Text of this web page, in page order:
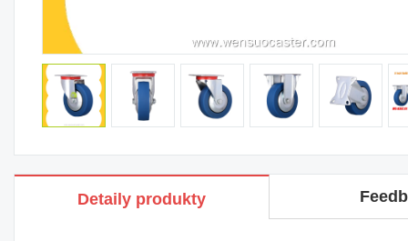
Detaily produkty